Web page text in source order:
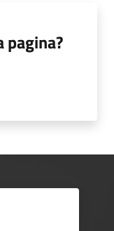
pagina?